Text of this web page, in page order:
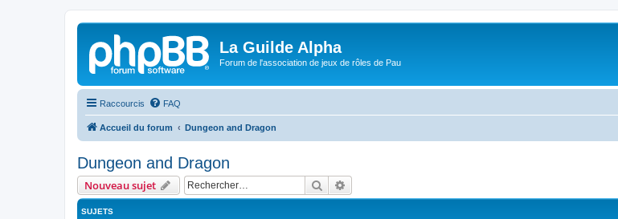
La Guilde Alpha
Forum de l'association de jeux de rôles de Pau
Raccourcis FAQ
Accueil du forum Dungeon and Dragon
Dungeon and Dragon
Nouveau sujet Rechercher
SUJETS